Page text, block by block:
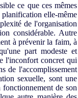
ce que ces mêmes
elle-même
de l'organisation
considérable. Autre
à prévenir la faim, à
part modeste et
l'inconfort concret qui
de l'accomplissement
sexuelle, sont une
de son